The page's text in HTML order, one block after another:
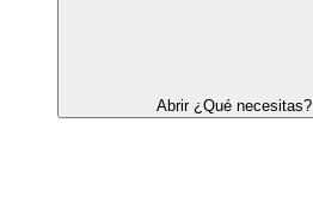
Abrir ¿Qué necesitas?